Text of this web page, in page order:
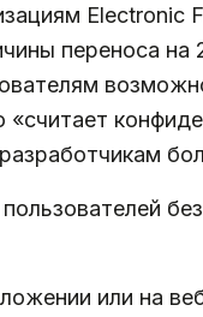
Electronic
переноса
«считает
или на